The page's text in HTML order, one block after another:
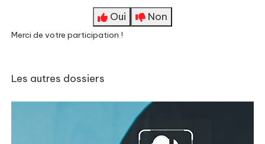
Oui Non
Merci de votre participation !
Les autres dossiers